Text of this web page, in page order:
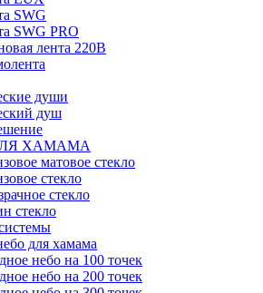
SWG
SWG PRO
лента 220В
души
душ
ХАМАМА
матовое стекло
стекло
стекло
стекло
для хамама
небо на 100 точек
небо на 200 точек